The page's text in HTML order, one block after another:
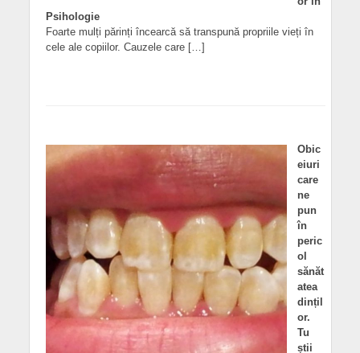
Psihologie
Foarte mulți părinți încearcă să transpună propriile vieți în
cele ale copiilor. Cauzele care […]
Obic
eiuri
care
ne
pun
în
peric
ol
sănăt
atea
dințil
or.
Tu
știi